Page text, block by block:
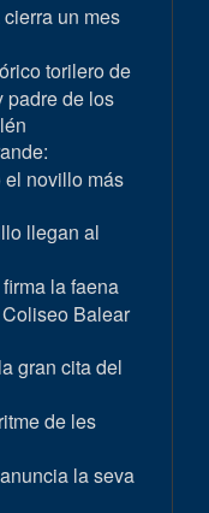
un mes
torilero de
padre de los
el novillo más
llegan al
la faena
Balear
gran cita del
de les
la seva